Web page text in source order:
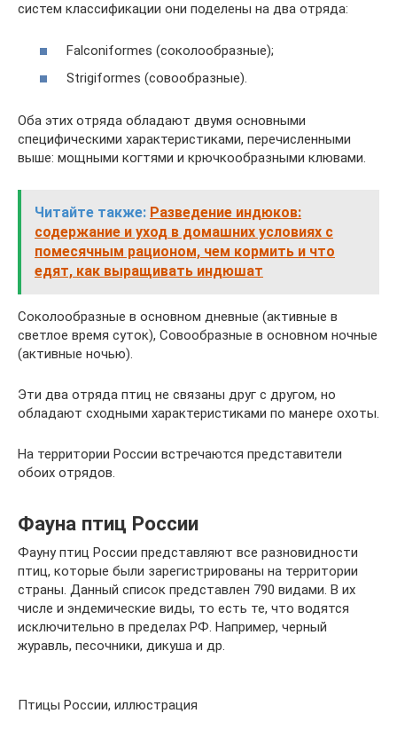
систем классификации они поделены на два отряда:
Falconiformes (соколообразные);
Strigiformes (совообразные).
Оба этих отряда обладают двумя основными
специфическими характеристиками, перечисленными
выше: мощными когтями и крючкообразными клювами.
Читайте также: Разведение индюков:
содержание и уход в домашних условиях с
помесячным рационом, чем кормить и что
едят, как выращивать индюшат
Соколообразные в основном дневные (активные в
светлое время суток), Совообразные в основном ночные
(активные ночью).
Эти два отряда птиц не связаны друг с другом, но
обладают сходными характеристиками по манере охоты.
На территории России встречаются представители
обоих отрядов.
Фауна птиц России
Фауну птиц России представляют все разновидности
птиц, которые были зарегистрированы на территории
страны. Данный список представлен 790 видами. В их
числе и эндемические виды, то есть те, что водятся
исключительно в пределах РФ. Например, черный
журавль, песочники, дикуша и др.
Птицы России, иллюстрация